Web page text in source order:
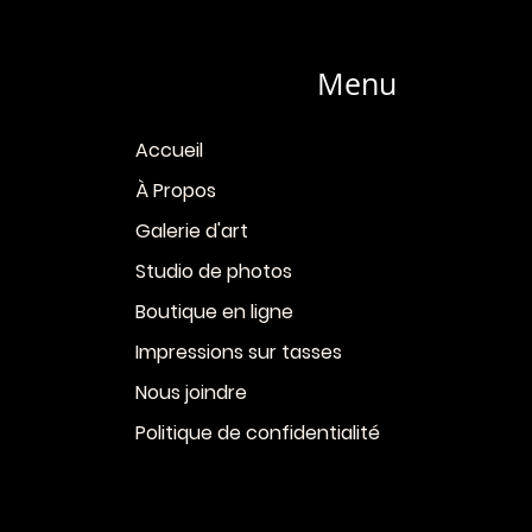
Menu
Accueil
À Propos
Galerie d'art
Studio de photos
Boutique en ligne
Impressions sur tasses
Nous joindre
Politique de confidentialité